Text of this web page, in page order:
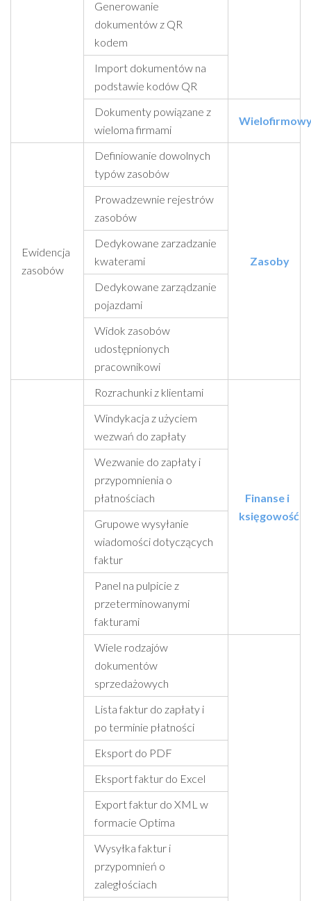
Generowanie
dokumentów z QR
kodem
Import dokumentów na
podstawie kodów QR
Dokumenty powiązane z
wieloma firmami
Ewidencja
zasobów
Definiowanie dowolnych
typów zasobów
Zasoby
Prowadzewnie rejestrów
zasobów
Dedykowane zarzadzanie
kwaterami
Dedykowane zarządzanie
pojazdami
Widok zasobów
udostępnionych
pracownikowi
Rozrachunki z klientami
Finanse i
księgowość
Windykacja z użyciem
wezwań do zapłaty
Wezwanie do zapłaty i
przypomnienia o
płatnościach
Grupowe wysyłanie
wiadomości dotyczących
faktur
Panel na pulpicie z
przeterminowanymi
fakturami
Wiele rodzajów
dokumentów
sprzedażowych
Lista faktur do zapłaty i
po terminie płatności
Eksport do PDF
Eksport faktur do Excel
Export faktur do XML w
formacie Optima
Wysyłka faktur i
przypomnień o
zaległościach